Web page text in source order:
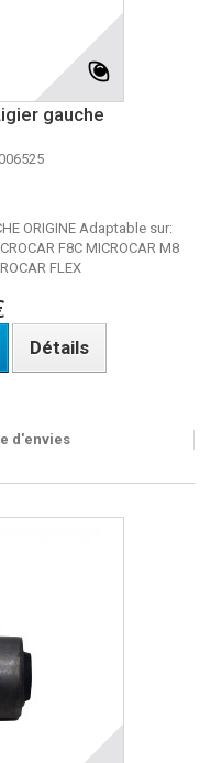
gauche
ORIGINE Adaptable sur:
F8C MICROCAR M8
FLEX
Détails
d'envies